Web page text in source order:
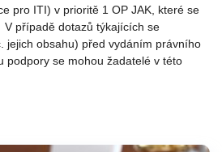
pro ITI) v prioritě 1 OP JAK, které se
případě dotazů týkajících se
jejich obsahu) před vydáním právního
podpory se mohou žadatelé v této